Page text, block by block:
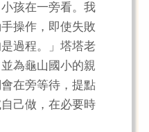
孩在一旁看。我
操作，即使失敗
過程。」塔塔老
為龜山國小的親
在旁等待，提點
己做，在必要時